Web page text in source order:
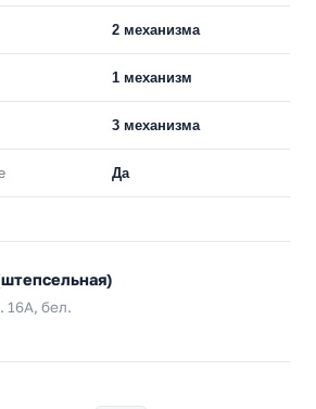
2 механизма
1 механизм
3 механизма
Да
16А, бел.